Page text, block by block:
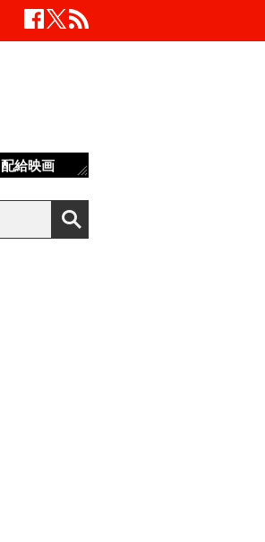
配給映画